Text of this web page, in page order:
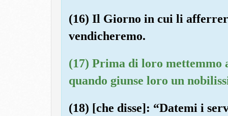
(16) Il Giorno in cui li
vendicheremo.
(17) Prima di loro mettemmo
quando giunse loro un
(18) [che disse]: “Datemi i